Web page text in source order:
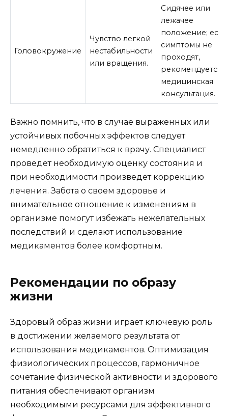
Головокружение
Чувство легкой
нестабильности
или вращения.
Сидячее или
лежачее
положение; если
симптомы не
проходят,
рекомендуется
медицинская
консультация.
Важно помнить, что в случае выраженных или
устойчивых побочных эффектов следует
немедленно обратиться к врачу. Специалист
проведет необходимую оценку состояния и
при необходимости произведет коррекцию
лечения. Забота о своем здоровье и
внимательное отношение к изменениям в
организме помогут избежать нежелательных
последствий и сделают использование
медикаментов более комфортным.
Рекомендации по образу
жизни
Здоровый образ жизни играет ключевую роль
в достижении желаемого результата от
использования медикаментов. Оптимизация
физиологических процессов, гармоничное
сочетание физической активности и здорового
питания обеспечивают организм
необходимыми ресурсами для эффективного